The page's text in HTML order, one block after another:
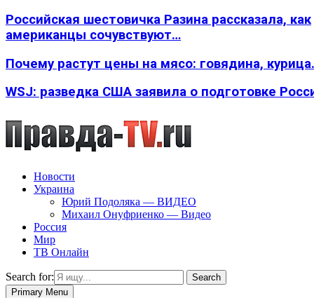
Российская шестовичка Разина рассказала, как
американцы сочувствуют…
Почему растут цены на мясо: говядина,
WSJ: разведка США заявила о подготовке
Новости
Украина
Юрий Подоляка — ВИДЕО
Михаил Онуфриенко — Видео
Россия
Мир
ТВ Онлайн
Search for:
Search
Primary Menu